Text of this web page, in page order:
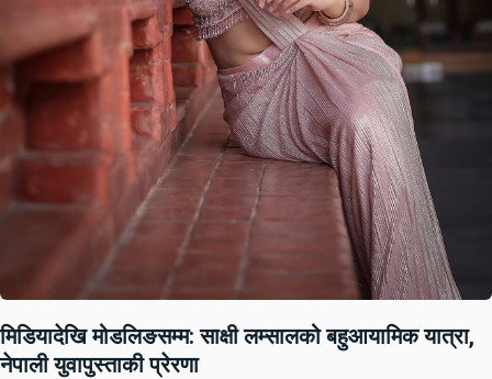
मिडियादेखि मोडलिङसम्म: साक्षी लम्सालको बहुआयामिक यात्रा,
नेपाली युवापुस्ताकी प्रेरणा